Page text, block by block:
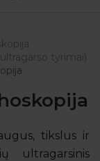
tyrimai)
tikslus ir
ultragarsinis